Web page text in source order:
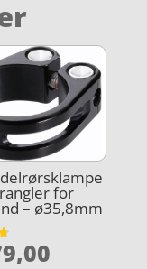
for
– ø35,8mm